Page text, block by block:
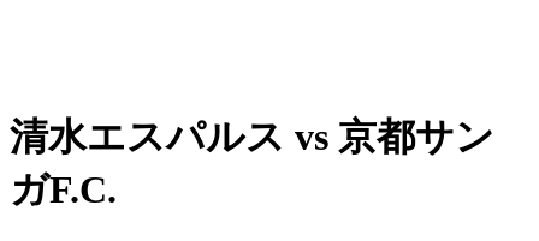
清水エスパルス vs 京都サン
ガF.C.